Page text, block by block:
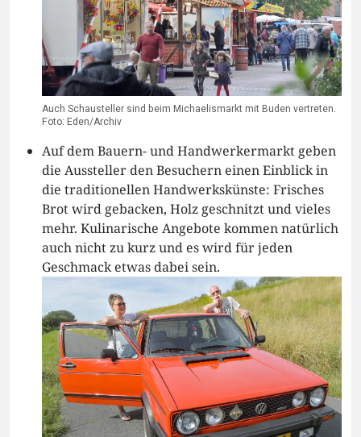
Auch Schausteller sind beim Michaelismarkt mit Buden vertreten.
Foto: Eden/Archiv
Auf dem Bauern- und Handwerkermarkt geben
die Aussteller den Besuchern einen Einblick in
die traditionellen Handwerkskünste: Frisches
Brot wird gebacken, Holz geschnitzt und vieles
mehr. Kulinarische Angebote kommen natürlich
auch nicht zu kurz und es wird für jeden
Geschmack etwas dabei sein.